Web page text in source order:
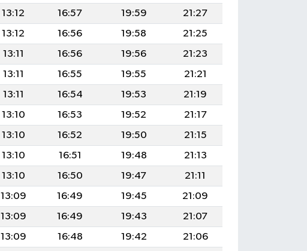
13:12 16:57 19:59
21:27
13:12 16:56 19:58
21:25
13:11 16:56 19:56
21:23
13:11 16:55 19:55
21:21
13:11 16:54 19:53
21:19
13:10 16:53 19:52
21:17
13:10 16:52 19:50
21:15
13:10 16:51 19:48
21:13
13:10 16:50 19:47
21:11
13:09 16:49 19:45
21:09
13:09 16:49 19:43
21:07
13:09 16:48 19:42
21:06